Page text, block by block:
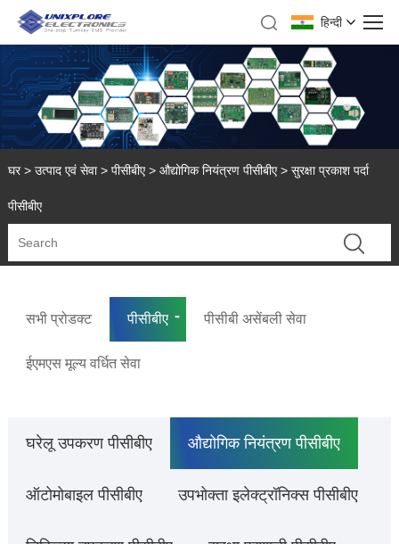
हिन्दी
घर > उत्पाद एवं सेवा> पीसीबीए> औद्योगिक नियंत्रण पीसीबीए> सुरक्षा प्रकाश पर्दा
पीसीबीए
सभी प्रोडक्ट पीसीबीए पीसीबी असेंबली सेवा
ईएमएस मूल्य वर्धित सेवा
घरेलू उपकरण पीसीबीए औद्योगिक नियंत्रण पीसीबीए
ऑटोमोबाइल पीसीबीए उपभोक्ता इलेक्ट्रॉनिक्स पीसीबीए